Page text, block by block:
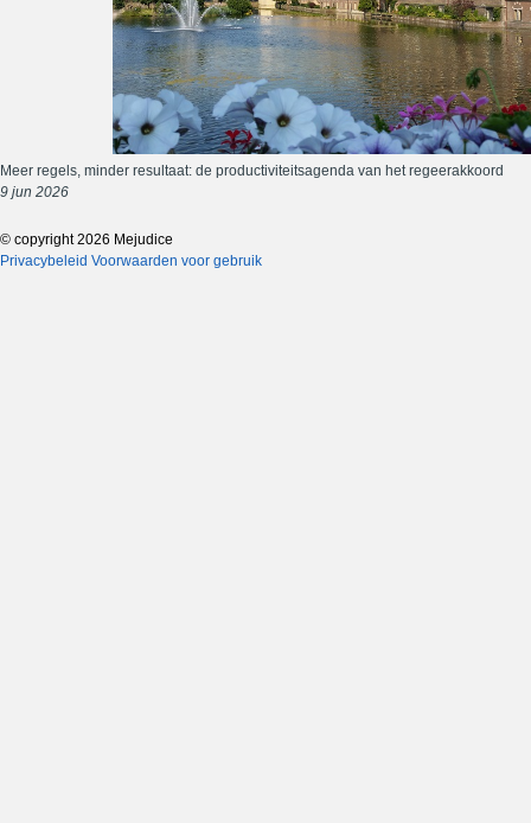
Meer regels, minder resultaat: de productiviteitsagenda van het regeerakkoord
9 jun 2026
© copyright 2026 Mejudice
Privacybeleid Voorwaarden voor gebruik